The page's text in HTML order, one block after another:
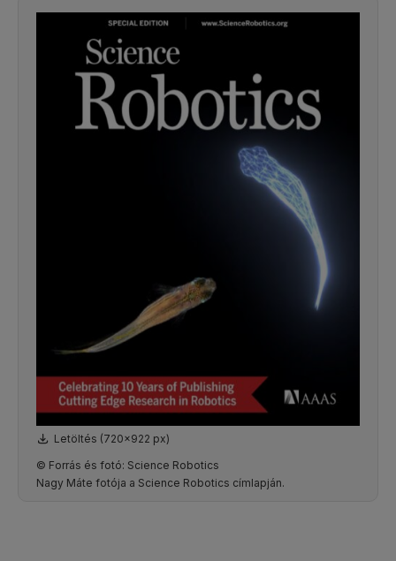
Letöltés (720x922 px)
© Forrás és fotó: Science Robotics
Nagy Máte fotója a Science Robotics címlapján.